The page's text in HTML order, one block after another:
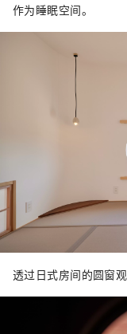
作为睡眠空间。
透过日式房间的圆窗